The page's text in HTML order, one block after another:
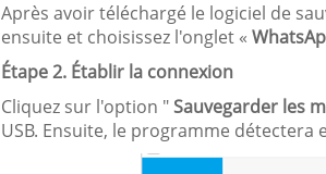
Après avoir téléchargé le logiciel de
ensuite et choisissez l'onglet «
Étape 2. Établir la connexion
Cliquez sur l'option "Sauvegarder les
USB. Ensuite, le programme